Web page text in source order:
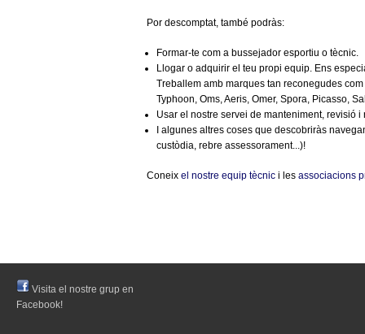
Por descomptat, també podràs:
Formar-te com a bussejador esportiu o tècnic.
Llogar o adquirir el teu propi equip. Ens
Treballem amb marques tan reconegudes
Typhoon, Oms, Aeris, Omer, Spora, Picasso,
Usar el nostre servei de manteniment, revisió
I algunes altres coses que descobriràs
custòdia, rebre assessorament...)!
Coneix el nostre equip tècnic i les associacions
Visita el nostre grup en
Facebook!